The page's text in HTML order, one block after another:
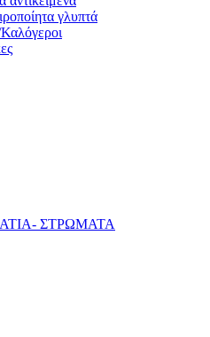
γλυπτά
ΣΤΡΩΜΑΤΑ